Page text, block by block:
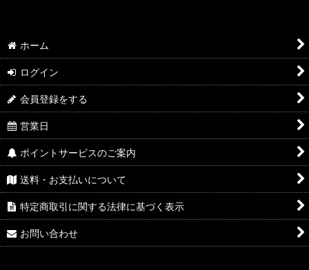
ホーム
ログイン
会員登録をする
営業日
ポイントサービスのご案内
送料・お支払いについて
特定商取引に関する法律に基づく表示
お問い合わせ